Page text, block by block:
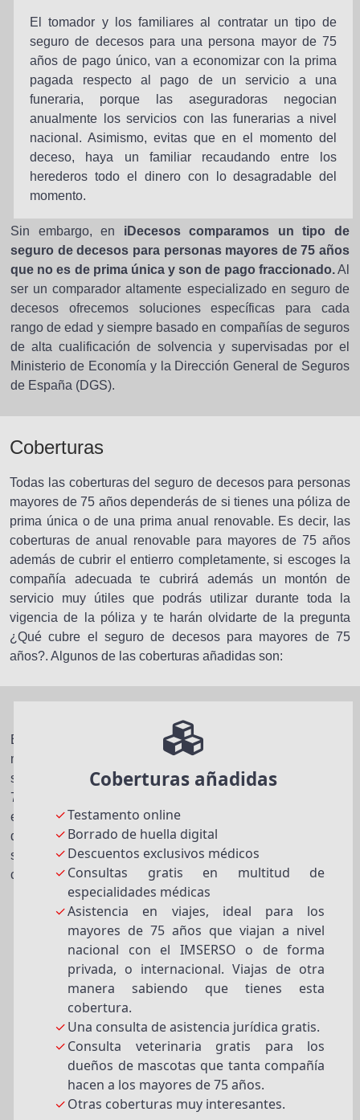
El tomador y los familiares al contratar un tipo de
seguro de decesos para una persona mayor de 75
años de pago único, van a economizar con la prima
pagada respecto al pago de un servicio a una
funeraria, porque las aseguradoras negocian
anualmente los servicios con las funerarias a nivel
nacional. Asimismo, evitas que en el momento del
deceso, haya un familiar recaudando entre los
herederos todo el dinero con lo desagradable del
momento.
Sin embargo, en iDecesos comparamos un tipo de
seguro de decesos para personas mayores de 75 años
que no es de prima única y son de pago fraccionado.Al
ser un comparador altamente especializado en seguro de
decesos ofrecemos soluciones específicas para cada
rango de edad y siempre basado en compañías de seguros
de alta cualificación de solvencia y supervisadas por el
Ministerio de Economía y la Dirección General de Seguros
de España (DGS).
Coberturas
Todas las coberturas del seguro de decesos para personas
mayores de 75 años dependerás de si tienes una póliza de
prima única o de una prima anual renovable. Es decir, las
coberturas de anual renovable para mayores de 75 años
además de cubrir el entierro completamente, si escoges la
compañía adecuada te cubrirá además un montón de
servicio muy útiles que podrás utilizar durante toda la
vigencia de la póliza y te harán olvidarte de la pregunta
¿Qué cubre el seguro de decesos para mayores de 75
años?. Algunos de las coberturas añadidas son:
Coberturas añadidas
Testamento online
Borrado de huella digital
Descuentos exclusivos médicos
Consultas gratis en multitud de
especialidades médicas
Asistencia en viajes, ideal para los
mayores de 75 años que viajan a nivel
nacional con el IMSERSO o de forma
privada, o internacional. Viajas de otra
manera sabiendo que tienes esta
cobertura.
Una consulta de asistencia jurídica gratis.
Consulta veterinaria gratis para los
dueños de mascotas que tanta compañía
hacen a los mayores de 75 años.
Otras coberturas muy interesantes.
En resumidas cuentas, en iDecesos podrás encontrar
multitud de posibilidades de coberturas de diferentes
seguros de decesos diseñados para personas mayores de
75 años. En la comparativa que te mandamos a tu correo
electrónico te facilitamos también el documento informativo
del producto y las condiciones generales de la póliza de
seguro de decesos para personas mayores a 75 años de
cada aseguradora.